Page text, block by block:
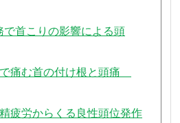
で首こりの影響による頭
で痛む首の付け根と頭痛
疲労からくる良性頭位発作